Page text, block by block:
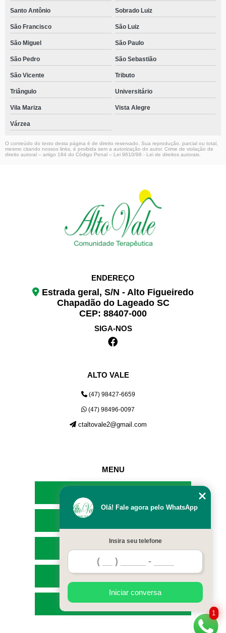
Santo Antônio Sobrado Luiz
São Francisco São Luiz
São Miguel São Paulo
São Pedro São Sebastião
São Vicente Tributo
Triângulo Universitário
Vila Mariza Vista Alegre
Várzea
O conteúdo do texto desta página é de direito reservado. Sua reprodução, parcial ou total,
mesmo citando nossos links, é proibida sem a autorização do autor. Crime de violação de
direito autoral – artigo 184 do Código Penal – Lei 9610/98 - Lei de direitos autorais
ENDEREÇO
Estrada geral, S/N - Alto Figueiredo
Chapadão do Lageado SC
CEP: 88407-000
SIGA-NOS
ALTO VALE
(47) 98427-6659
(47) 98496-0097
ctaltovale2@gmail.com
MENU
SERVIÇOS
MAPA DO SITE
1
Olá! Fale agora pelo WhatsApp
Insira seu telefone
Iniciar conversa